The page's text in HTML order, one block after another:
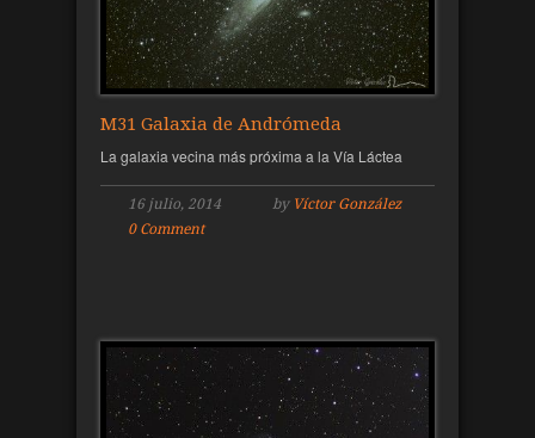
M31 Galaxia de Andrómeda
La galaxia vecina más próxima a la Vía Láctea
16 julio, 2014 by Víctor González
0 Comment